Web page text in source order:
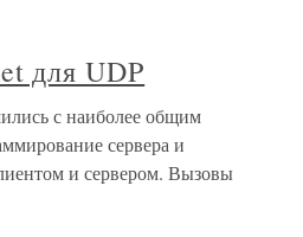
для UDP
с наиболее общим
сервера и
и сервером. Вызовы